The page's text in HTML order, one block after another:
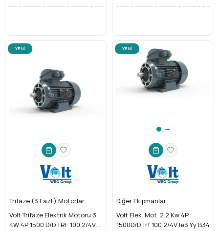
Trifaze (3 Fazlı) Motorlar
Volt Trifaze Elektrik Motoru 3
KW 4P 1500 D/D TRF 100 2/4V
YENI
Diğer Ekipmanlar
Volt Elek. Mot. 2.2 Kw 4P
1500D/D Trf 100 2/4V Ie3 Yy B34
YENI